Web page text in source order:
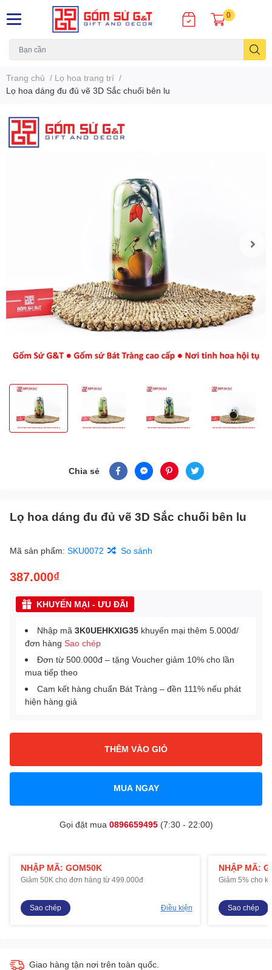
0
Trang chủ / Lọ hoa trang trí /
Lọ hoa dáng đu đủ vẽ 3D Sắc chuối bên lu
Chia sẻ
Lọ hoa dáng đu đủ vẽ 3D Sắc chuối bên lu
Mã sản phẩm: SKU0072 So sánh
387.000₫
KHUYẾN MẠI - ƯU ĐÃI
Nhập mã 3K0UEHKXIG35 khuyến mại thêm 5.000đ/
đơn hàng Sao chép
Đơn từ 500.000đ – tặng Voucher giảm 10% cho lần
mua tiếp theo
Cam kết hàng chuẩn Bát Tràng – đền 111% nếu phát
hiện hàng giả
THÊM VÀO GIỎ
MUA NGAY
Gọi đặt mua 0896659495(7:30 - 22:00)
NHẬP MÃ: GOM50K
Giảm 50K cho đơn hàng từ 499.000đ
Sao chép Điều kiện
NHẬP MÃ:
Giảm 5% cho
Sao chép
Giao hàng tận nơi trên toàn quốc.